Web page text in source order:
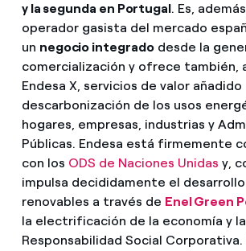
y la segunda en Portugal. Es,
operador gasista del mercado
un negocio integradodesde la
comercialización y ofrece también,
Endesa X, servicios de valor
descarbonización de los usos
hogares, empresas, industrias y
Públicas. Endesa está firmemente
con los ODS de Naciones Unidas y,
impulsa decididamente el
renovables a través de Enel Green
la electrificación de la economía y la
Responsabilidad Social